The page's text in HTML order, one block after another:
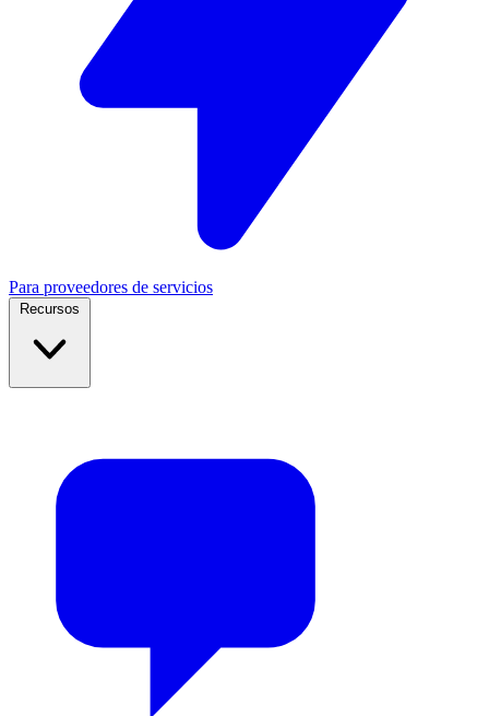
Para proveedores de servicios